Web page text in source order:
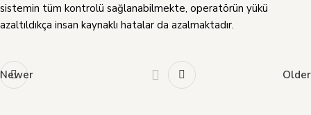
sistemin tüm kontrolü sağlanabilmekte, operatörün yükü
azaltıldıkça insan kaynaklı hatalar da azalmaktadır.
Newer Older